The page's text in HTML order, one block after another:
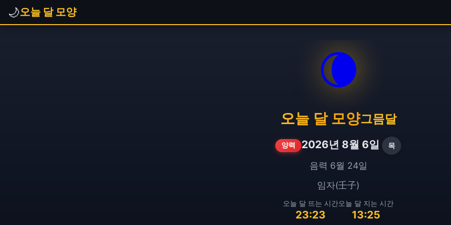
🌙오늘 달 모양
🌘
오늘 달 모양그믐달
양력 2026년 8월 6일 목
음력 6월 24일
임자(壬子)
오늘 달 뜨는 시간
23:23
오늘 달 지는 시간
13:25